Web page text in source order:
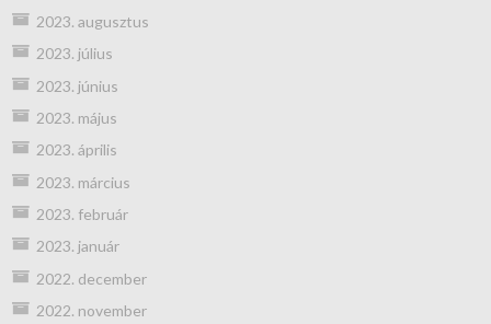
2023. augusztus
2023. július
2023. június
2023. május
2023. április
2023. március
2023. február
2023. január
2022. december
2022. november